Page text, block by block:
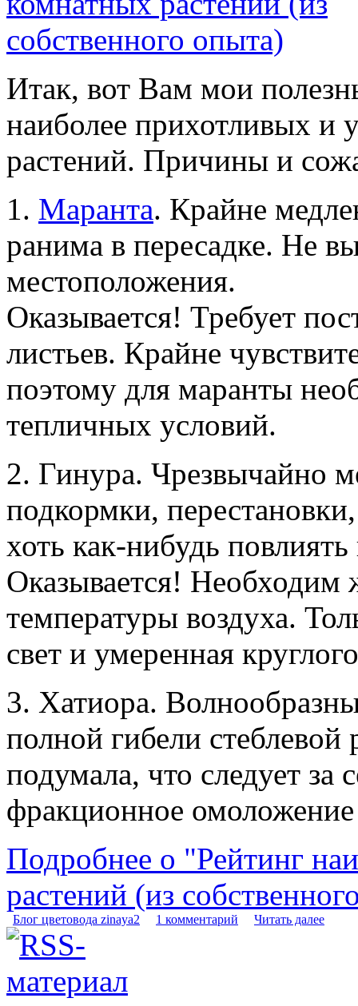
Итак, вот Вам мои
наиболее прихотливых и
растений. Причины и
1. Маранта. Крайне
ранима в пересадке. Не
местоположения.
Оказывается! Требует
листьев. Крайне
поэтому для маранты
тепличных условий.
2. Гинура. Чрезвычайно
подкормки,
хоть как-нибудь
Оказывается!
температуры воздуха.
свет и умеренная
3. Хатиора.
полной гибели
подумала, что следует за
фракционное омоложение
Подробнее о "Рейтинг
растений (из
Блог цветовода zinaya2 1 комментарий Читать далее